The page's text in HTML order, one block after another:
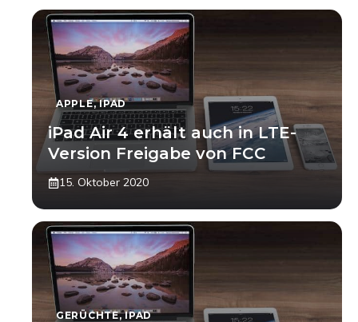
APPLE,IPAD
iPad Air 4 erhält auch in LTE-
Version Freigabe von FCC
15. Oktober 2020
GERÜCHTE,IPAD